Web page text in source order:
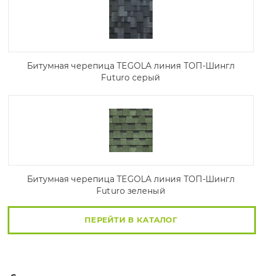
Битумная черепица TEGOLA линия ТОП-Шингл
Futuro серый
Битумная черепица TEGOLA линия ТОП-Шингл
Futuro зеленый
ПЕРЕЙТИ В КАТАЛОГ